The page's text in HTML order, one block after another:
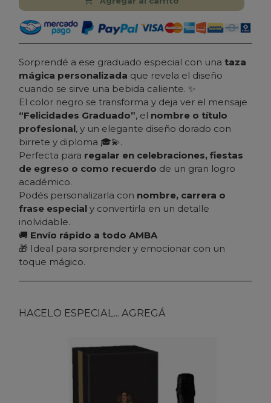
Sorprendé a ese graduado especial con una taza
mágica personalizada que revela el diseño
cuando se sirve una bebida caliente. ✨
El color negro se transforma y deja ver el mensaje
“Felicidades Graduado”, el nombre o título
profesional, y un elegante diseño dorado con
birrete y diploma 🎓💫.
Perfecta para regalar en celebraciones, fiestas
de egreso o como recuerdo de un gran logro
académico.
Podés personalizarla con nombre, carrera o
frase especial y convertirla en un detalle
inolvidable.
🚚 Envío rápido a todo AMBA
🎁 Ideal para sorprender y emocionar con un
toque mágico.
HACELO ESPECIAL... AGREGÁ